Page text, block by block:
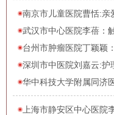
南京市儿童医院曹恬:亲
武汉市中心医院李蓓：
台州市肿瘤医院丁颖颖
深圳市中医院刘嘉云:护
华中科技大学附属同济
上海市静安区中心医院